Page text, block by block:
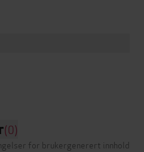
(0)
for brukergenerert innhold